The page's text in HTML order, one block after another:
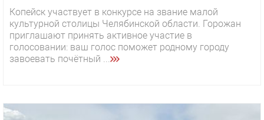
Копейск участвует в конкурсе на звание малой
культурной столицы Челябинской области. Горожан
приглашают принять активное участие в
голосовании: ваш голос поможет родному городу
завоевать почётный ...